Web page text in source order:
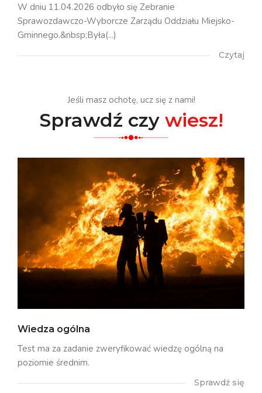
W dniu 11.04.2026 odbyło się Zebranie
Sprawozdawczo-Wyborcze Zarządu Oddziału Miejsko-
Gminnego.&nbsp;Była(...)
Czytaj
Jeśli masz ochotę, ucz się z nami!
Sprawdź czy wiesz!
Wiedza ogólna
Test ma za zadanie zweryfikować wiedzę ogólną na
poziomie średnim.
Sprawdź się